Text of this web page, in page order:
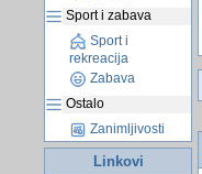
Sport i zabava
Sport i
rekreacija
Zabava
Ostalo
Zanimljivosti
Linkovi